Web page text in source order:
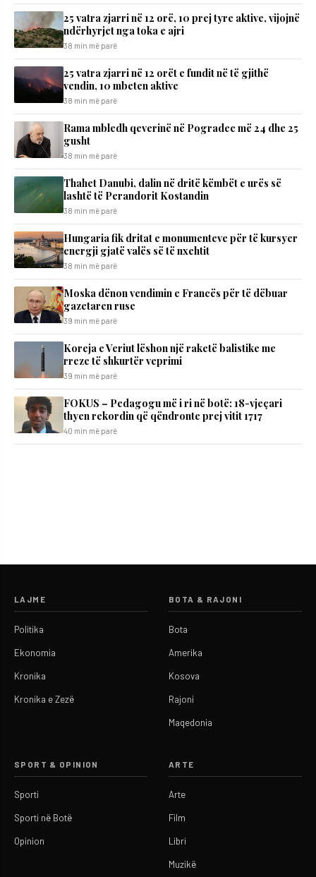
25 vatra zjarri në 12 orë, 10 prej tyre aktive, vijojnë
ndërhyrjet nga toka e ajri
38 min më parë
25 vatra zjarri në 12 orët e fundit në të gjithë
vendin, 10 mbeten aktive
38 min më parë
Rama mbledh qeverinë në Pogradec më 24 dhe 25
gusht
38 min më parë
Thahet Danubi, dalin në dritë këmbët e urës së
lashtë të Perandorit Kostandin
38 min më parë
Hungaria fik dritat e monumenteve për të kursyer
energji gjatë valës së të nxehtit
38 min më parë
Moska dënon vendimin e Francës për të dëbuar
gazetaren ruse
39 min më parë
Koreja e Veriut lëshon një raketë balistike me
rreze të shkurtër veprimi
39 min më parë
FOKUS – Pedagogu më i ri në botë: 18-vjeçari
thyen rekordin që qëndronte prej vitit 1717
40 min më parë
LAJME
Politika
Ekonomia
Kronika
Kronika e Zezë
BOTA & RAJONI
Bota
Amerika
Kosova
Rajoni
Maqedonia
SPORT & OPINION
Sporti
Sporti në Botë
Opinion
ARTE
Arte
Film
Libri
Muzikë